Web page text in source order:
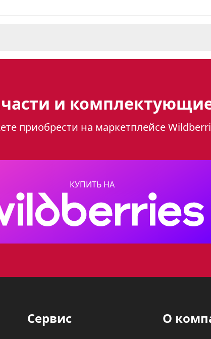
стильный и функциональный прибор,
цвету и ретро дизайну, духовой шкаф
будь то классический стиль
электрическим грилем мощностью
для духового шкафа. Благодаря
для приготовления.
Gefest 601-01 К64
и
приобрести на маркетплейсе
КУПИТЬ НА
Сервис О